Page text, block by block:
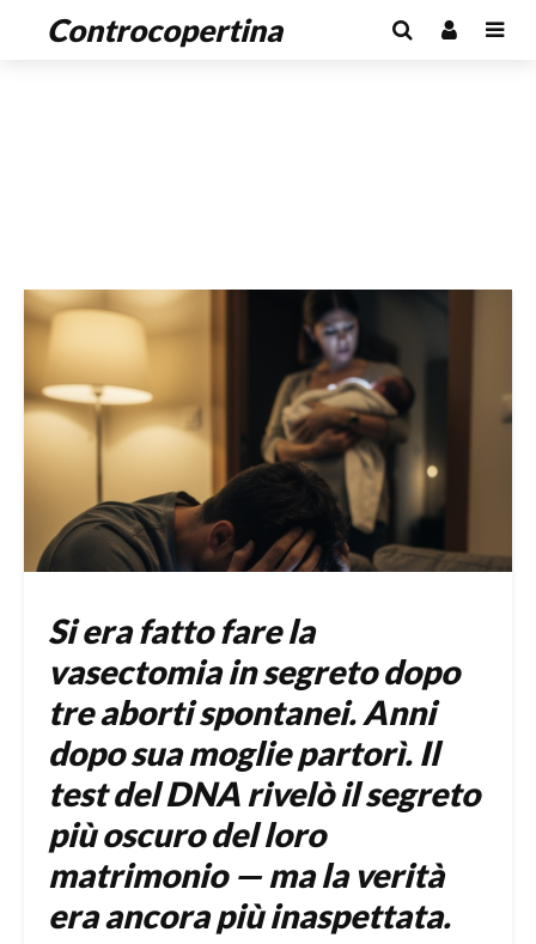
Controcopertina
Si era fatto fare la
vasectomia in segreto dopo
tre aborti spontanei. Anni
dopo sua moglie partorì. Il
test del DNA rivelò il segreto
più oscuro del loro
matrimonio — ma la verità
era ancora più inaspettata.